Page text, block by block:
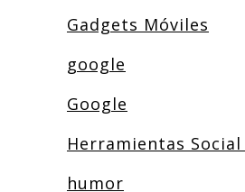
Gadgets Móviles
google
Google
Herramientas Social
humor